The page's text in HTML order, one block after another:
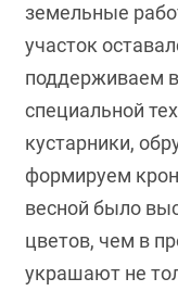
земельные
участок
поддерживаем
специальной
кустарники,
формируем
весной было
цветов, чем в
украшают не